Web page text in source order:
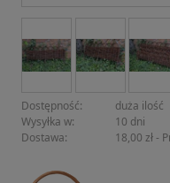
Dostępność:
duża ilość
Wysyłka w:
10 dni
Dostawa:
18,00 zł-
Cena nie zawiera